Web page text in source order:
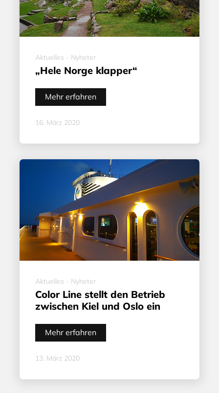
Aktuelles - Nyheter
„Hele Norge klapper“
Mehr erfahren
16. März 2020
Aktuelles - Nyheter
Color Line stellt den Betrieb
zwischen Kiel und Oslo ein
Mehr erfahren
13. März 2020